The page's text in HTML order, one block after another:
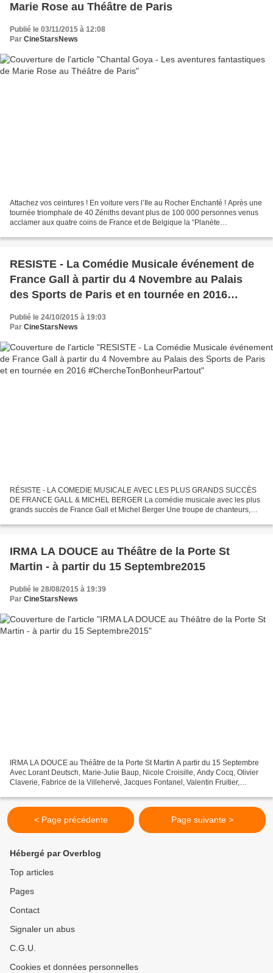
Marie Rose au Théâtre de Paris
Publié le 03/11/2015 à 12:08
Par CineStarsNews
Attachez vos ceintures ! En voiture vers l’Ile au Rocher Enchanté ! Après une
tournée triomphale de 40 Zéniths devant plus de 100 000 personnes venus
acclamer aux quatre coins de France et de Belgique la “Planète
RESISTE - La Comédie Musicale événement de
France Gall à partir du 4 Novembre au Palais
des Sports de Paris et en tournée en 2016
Publié le 24/10/2015 à 19:03
Par CineStarsNews
RÉSISTE - LA COMEDIE MUSICALE AVEC LES PLUS GRANDS SUCCÈS
DE FRANCE GALL & MICHEL BERGER La comédie musicale avec les plus
grands succès de France Gall et Michel Berger Une troupe de chanteurs,
IRMA LA DOUCE au Théâtre de la Porte St
Martin - à partir du 15 Septembre2015
Publié le 28/08/2015 à 19:39
Par CineStarsNews
IRMA LA DOUCE au Théâtre de la Porte St Martin A partir du 15 Septembre
Avec Lorant Deutsch, Marie-Julie Baup, Nicole Croisille, Andy Cocq, Olivier
Claverie, Fabrice de la Villehervé, Jacques Fontanel, Valentin Fruitier,
< Page précédente Page suivante >
Hébergé par Overblog
Top articles
Pages
Contact
Signaler un abus
C.G.U.
Cookies et données personnelles